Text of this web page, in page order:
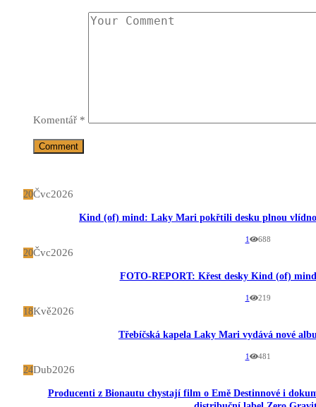
Komentář *
20Čvc2026
Kind (of) mind: Laky Mari pokřtili desku plnou
1 688
20Čvc2026
FOTO-REPORT: Křest desky Kind (of)
1 219
18Kvě2026
Třebíčská kapela Laky Mari vydává nové
1 481
24Dub2026
Producenti z Bionautu chystají film o Emě Destinnové i